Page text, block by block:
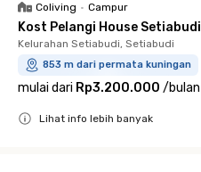
Coliving • Campur
Kost Pelangi House Setiabudi
Kelurahan Setiabudi, Setiabudi
853 m dari permata kuningan
mulai dari Rp3.200.000 /bulan
Lihat info lebih banyak